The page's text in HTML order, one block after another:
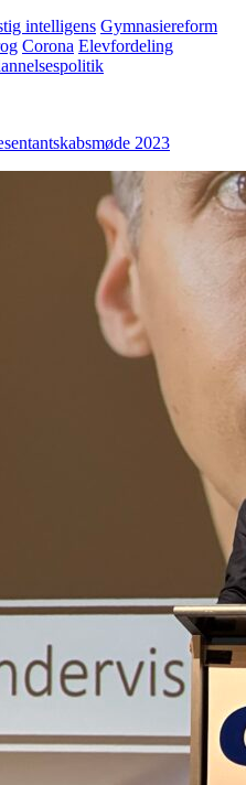
intelligens Gymnasiereform
Corona Elevfordeling
2023